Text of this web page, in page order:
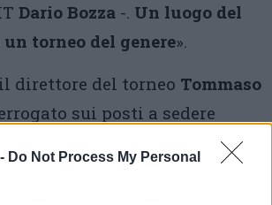
Do Not Process My Personal
Dario Bozza -. Un luogo del
torneo del genere».
direttore del torneo Tommaso
sui posti a sedere
Sporting Club di Tennis e se
assegnate le altre wildcard